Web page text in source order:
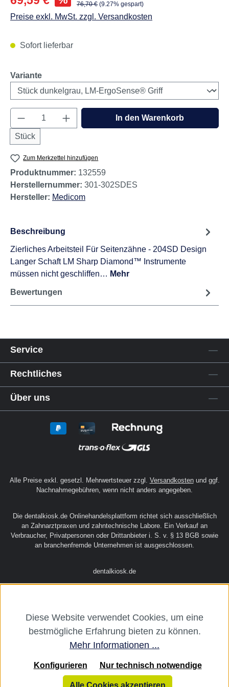
Regulärer Preis:
76,70 € (9.27% gespart)
Preise exkl. MwSt. zzgl. Versandkosten
Sofort lieferbar
Varianteauswählen
Produkt Anzahl: Gib den gewünschten
Stück
In den Warenkorb
Zum Merkzettel hinzufügen
Produktnummer: 132559
Herstellernummer: 301-302SDES
Hersteller: Medicom
Beschreibung
Zierliches Arbeitsteil Für Seitenzähne - 204SD Design
Langer Schaft LM Sharp Diamond™ Instrumente
müssen nicht geschliffen… Mehr
Bewertungen
Service
Rechtliches
Über uns
Alle Preise exkl. gesetzl. Mehrwertsteuer zzgl. Versandkostenund ggf.
Nachnahmegebühren, wenn nicht anders angegeben.
Die dentalkiosk.de Onlinehandelsplattform richtet sich ausschließlich
an Zahnarztpraxen und zahntechnische Labore. Ein Verkauf an
Verbraucher, Privatpersonen oder Drittanbieter i. S. v. § 13 BGB sowie
an branchenfremde Unternehmen ist ausgeschlossen.
dentalkiosk.de
Diese Website verwendet Cookies, um eine
bestmögliche Erfahrung bieten zu können.
Mehr Informationen ...
Nur technisch notwendige
Konfigurieren
Alle Cookies akzeptieren